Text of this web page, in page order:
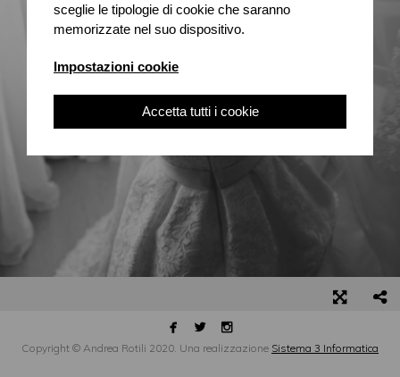
sceglie le tipologie di cookie che saranno
memorizzate nel suo dispositivo.
Impostazioni cookie
Accetta tutti i cookie
  
Copyright © Andrea Rotili 2020. Una realizzazione Sistema 3 Informatica